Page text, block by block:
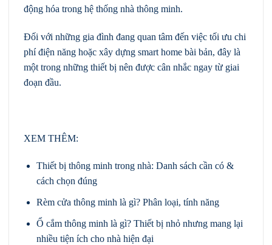
động hóa trong hệ thống nhà thông minh.
Đối với những gia đình đang quan tâm đến việc tối ưu chi
phí điện năng hoặc xây dựng smart home bài bản, đây là
một trong những thiết bị nên được cân nhắc ngay từ giai
đoạn đầu.
XEM THÊM:
Thiết bị thông minh trong nhà: Danh sách cần có &
cách chọn đúng
Rèm cửa thông minh là gì? Phân loại, tính năng
Ổ cắm thông minh là gì? Thiết bị nhỏ nhưng mang lại
nhiều tiện ích cho nhà hiện đại